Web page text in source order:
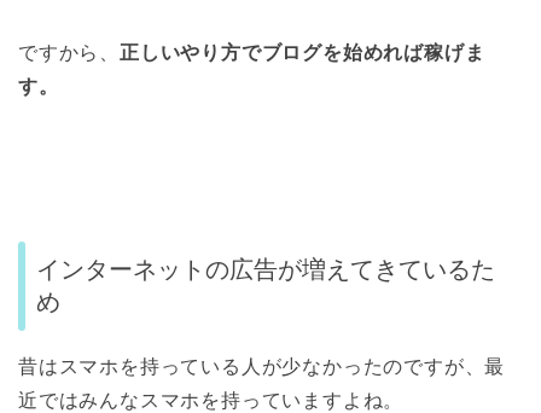
ですから、 正しいやり方でブログを始めれば稼げま
す。
インターネットの広告が増えてきているた
め
昔はスマホを持っている人が少なかったのですが、最
近ではみんなスマホを持っていますよね。